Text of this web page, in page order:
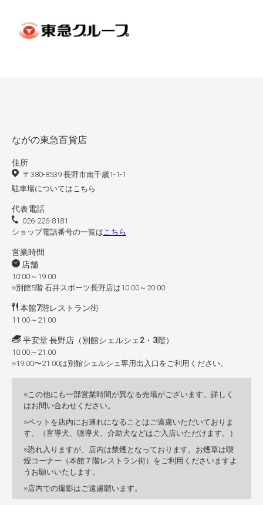
ながの東急百貨店
住所
〒380-8539 長野市南千歳1-1-1
駐車場についてはこちら
代表電話
026-226-8181
ショップ電話番号の一覧はこちら
営業時間
店舗
10:00～19:00
※別館5階 石井スポーツ長野店は10:00～20:00
本館7階レストラン街
11:00～21:00
平安堂 長野店（別館シェルシェ2・3階）
10:00～21:00
※19:00〜21:00は別館シェルシェ専用出入口をご利用ください。
この他にも一部営業時間が異なる売場がございます。詳しく
はお問い合わせください。
ペットを店内にお連れになることはご遠慮いただいておりま
す。（盲導犬、聴導犬、介助犬などはご入店いただけます。）
恐れ入りますが、店内は禁煙となっております。お煙草は喫
煙コーナー（本館７階レストラン街）をご利用くださいますよ
うお願いいたします。
店内での撮影はご遠慮願います。